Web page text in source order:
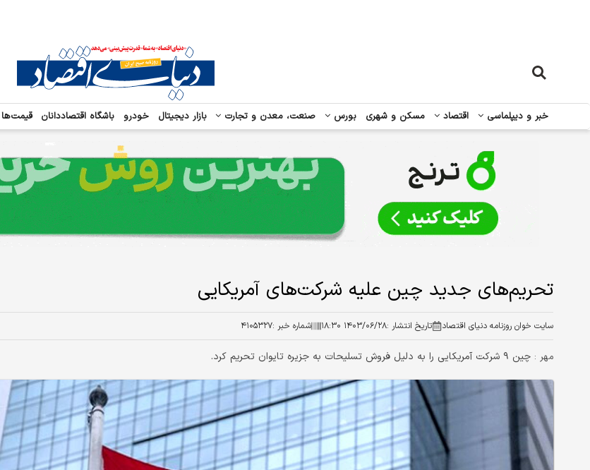
خبر و دیپلماسی اقتصاد مسکن و شهری بورس صنعت، معدن و تجارت بازار دیجیتال خودرو باشگاه اقتصاددانان قیمت‌ها
تحریم‌های جدید چین علیه شرکت‌های آمریکایی
سایت خوان روزنامه دنیای اقتصاد تاریخ انتشار :۱۴۰۳/۰۶/۲۸ ۱۸:۳۰ شماره خبر :۴۱۰۵۳۲۷
مهر : چین ۹ شرکت آمریکایی را به دلیل فروش تسلیحات به جزیره تایوان تحریم کرد.